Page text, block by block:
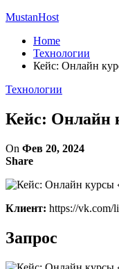
MustanHost
Home
Технологии
Кейс: Онлайн
Технологии
Кейс: Онлайн
On Фев 20, 2024
Share
Клиент: https://vk.com/
Запрос